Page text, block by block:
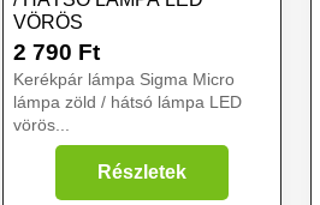
VÖRÖS
2 790 Ft
Kerékpár lámpa Sigma Micro
lámpa zöld / hátsó lámpa LED
vörös...
Részletek